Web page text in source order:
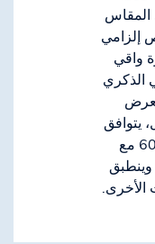
المقاس
إلزامي
واقي
الذكري
يتوافق
مقاس الواقي الذكري 60 مع
60 مم، وينطبق
الأخرى.